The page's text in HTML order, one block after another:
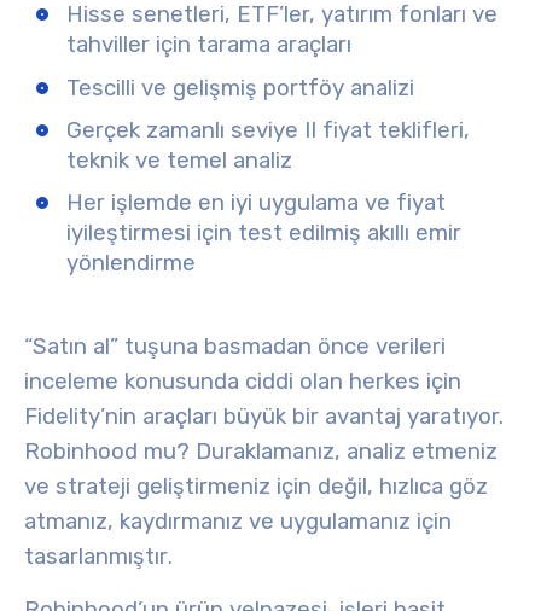
Hisse senetleri, ETF’ler, yatırım fonları ve
tahviller için tarama araçları
Tescilli ve gelişmiş portföy analizi
Gerçek zamanlı seviye II fiyat teklifleri,
teknik ve temel analiz
Her işlemde en iyi uygulama ve fiyat
iyileştirmesi için test edilmiş akıllı emir
yönlendirme
“Satın al” tuşuna basmadan önce verileri
inceleme konusunda ciddi olan herkes için
Fidelity’nin araçları büyük bir avantaj yaratıyor.
Robinhood mu? Duraklamanız, analiz etmeniz
ve strateji geliştirmeniz için değil, hızlıca göz
atmanız, kaydırmanız ve uygulamanız için
tasarlanmıştır.